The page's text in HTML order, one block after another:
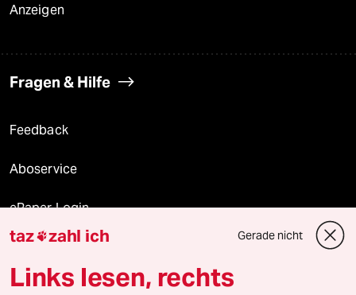
Anzeigen
Fragen & Hilfe
Feedback
Aboservice
ePaper Login
Downloads für Abonnierende
taz zahl ich Gerade nicht
Links lesen, rechts